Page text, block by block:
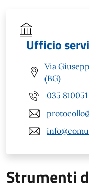
Ufficio
Via
(BG)
035 810051
Strumenti